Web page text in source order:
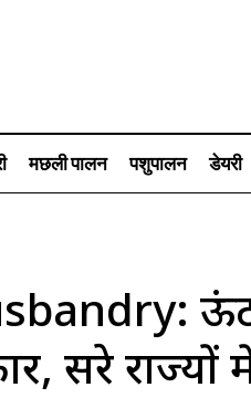
मछली पालन पशुपालन डेयरी
दूसरे